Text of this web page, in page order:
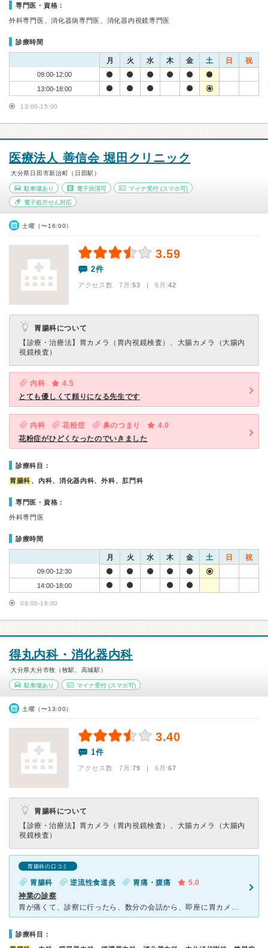
専門医・資格：
外科専門医、消化器病専門医、消化器内視鏡専門医
診療時間
月 火 水 木 金 土 日 祝
09:00-12:00
13:00-18:00
13:00-15:00
医療法人 善信会 堀田クリニック
大分県日田市新治町（日田駅）
駐車場あり 電子決済可 マイナ受付 (スマホ可)
電子処方せん対応
土曜（〜16:00）
3.59
2件
アクセス数 7月:53 | 6月:42
胃腸科について
【診療・治療法】 胃カメラ（胃内視鏡検査）、大腸カメラ（大腸内
視鏡検査）
内科
4.5
とても優しくて頼りになる先生です
内科 花粉症 鼻のつまり
4.0
花粉症がひどくなったのでいきました
診療科目：
胃腸科 、内科、消化器内科、外科、肛門科
専門医・資格：
外科専門医
診療時間
月 火 水 木 金 土 日 祝
09:00-12:30
14:00-18:00
09:00-16:00
得丸内科・消化器内科
大分県大分市牧（牧駅、高城駅）
駐車場あり マイナ受付(スマホ可)
土曜（〜13:00）
3.40
1件
アクセス数 7月:79 | 6月:67
胃腸科について
【診療・治療法】 胃カメラ（胃内視鏡検査）、大腸カメラ（大腸内
視鏡検査）
胃腸科の口コミ
胃腸科 逆流性食道炎 胃痛・腹痛
5.0
神業の診察
胃が痛くて、診察に行ったら、数分の会話から、即座に胃カメラ検査になりました。検査結果から、逆流性食道炎、ピロル菌が原因と判明し、投薬治療が開始されました。1ヶ月の内服薬の早期治療のおかげで九死の一生を
診療科目：